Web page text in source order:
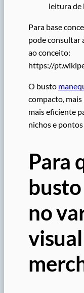
leitura de
Para base
pode consultar
ao conceito:
https://
O busto
compacto,
mais eficiente
nichos e
Para
no
visual